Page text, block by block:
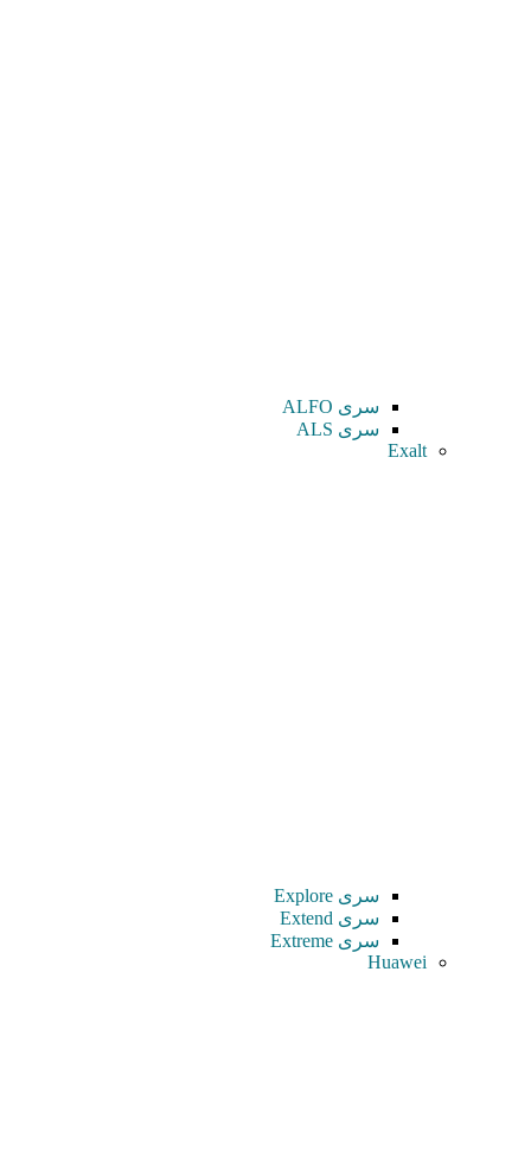
سری ALFO
سری ALS
Exalt
سری Explore
سری Extend
سری Extreme
Huawei